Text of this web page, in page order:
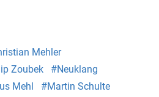
Mehler
Zoubek
Neuklang
Mehl
Martin Schulte